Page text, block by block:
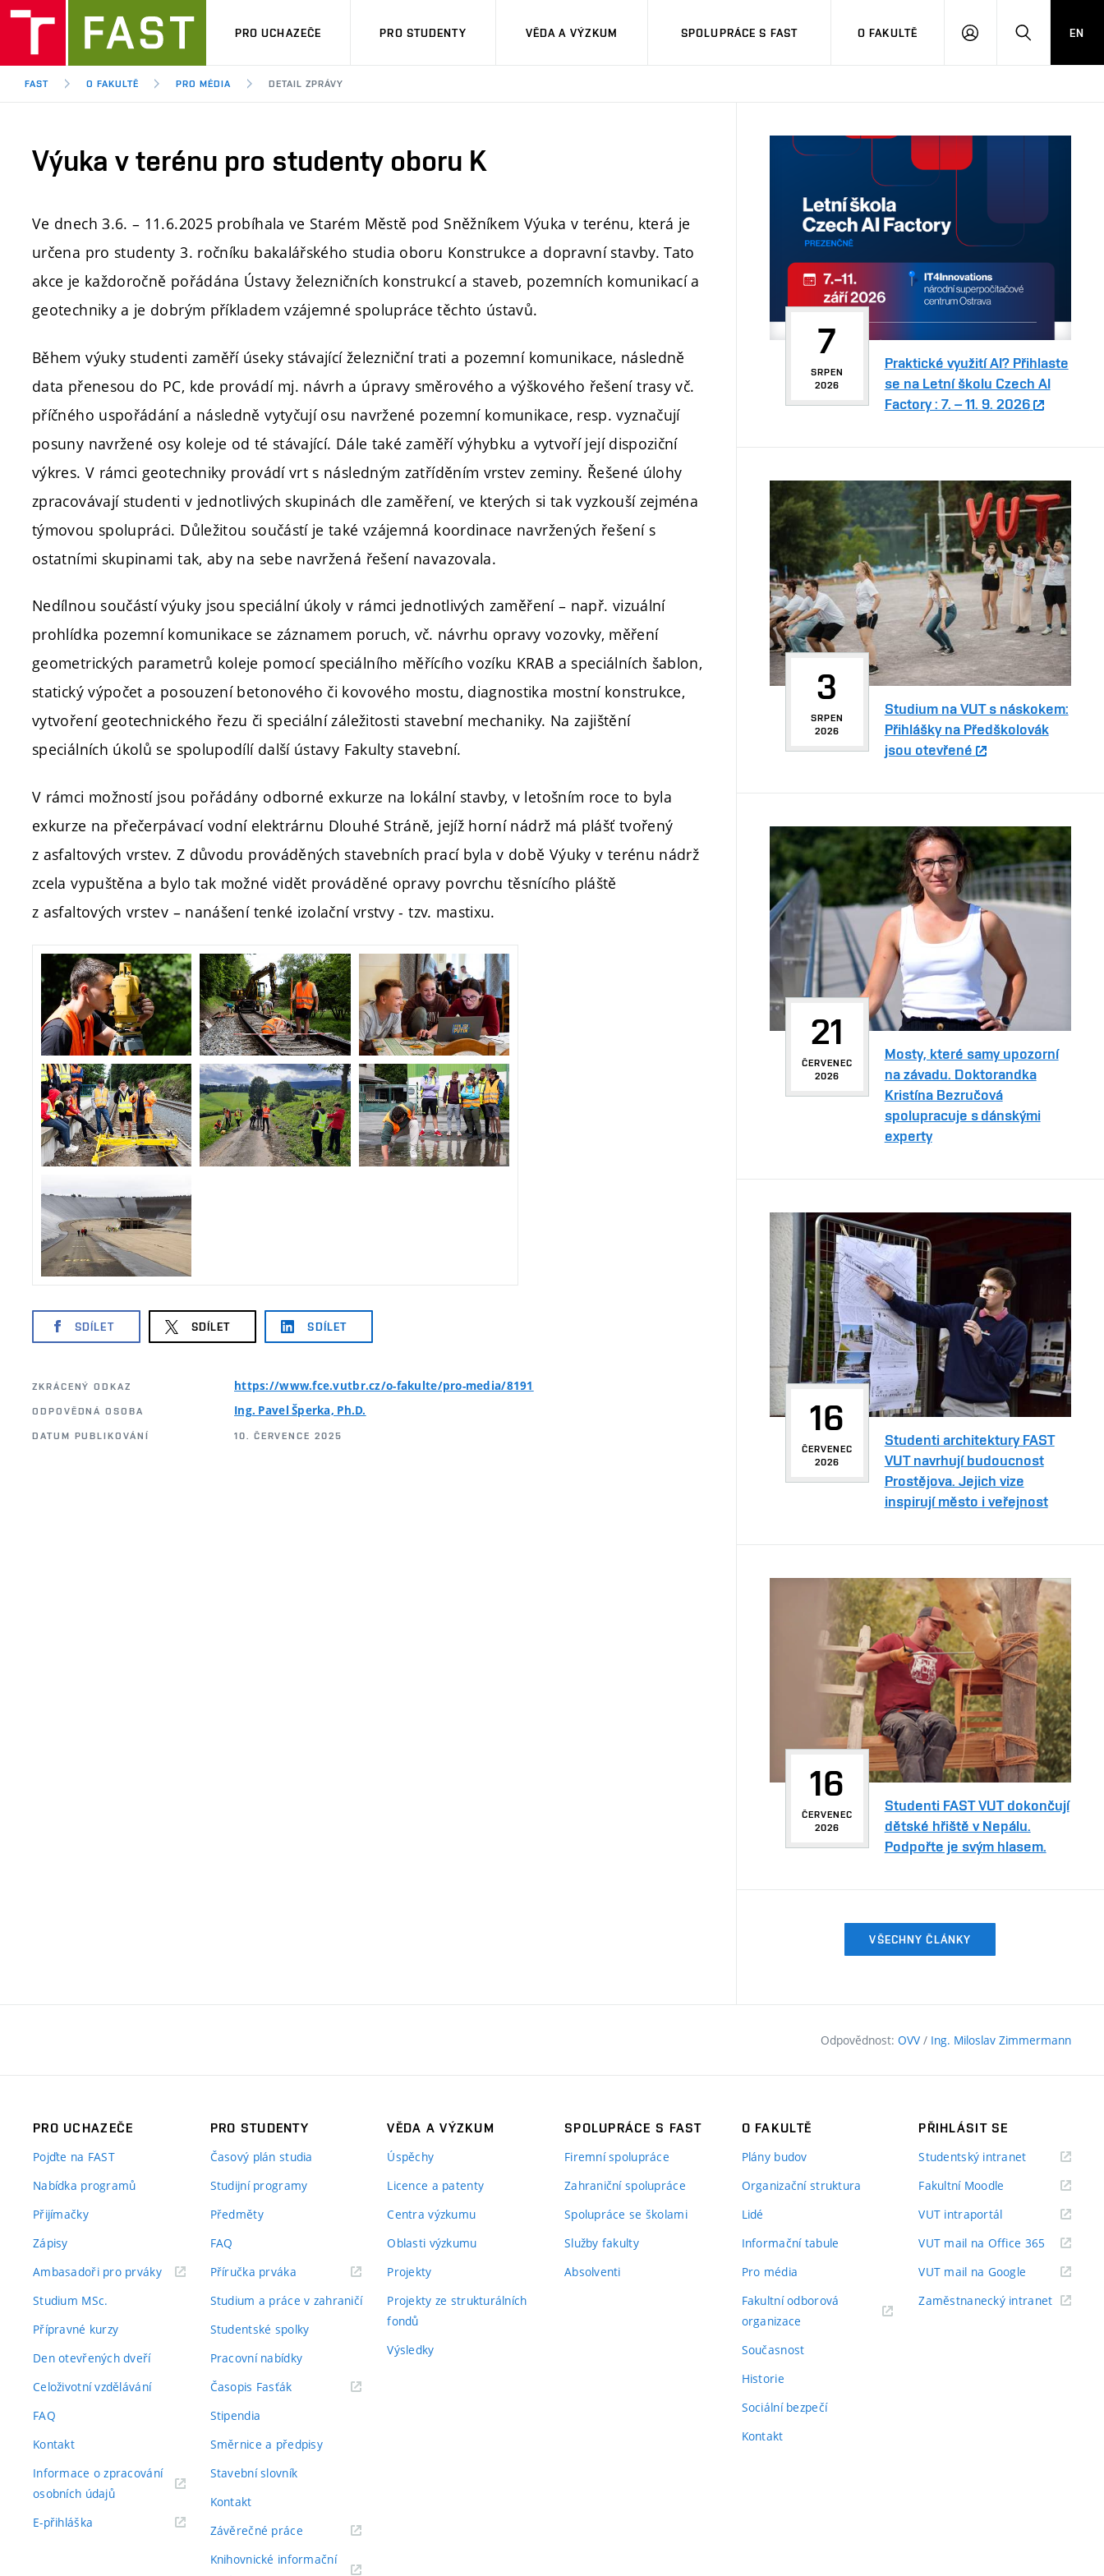
PRO UCHAZEČE PRO STUDENTY VĚDA A VÝZKUM SPOLUPRÁCE S FAST O FAKULTĚ
PŘIHLÁSITHLEDAT
EN
FAST O FAKULTĚ PRO MÉDIA DETAIL ZPRÁVY
Výuka v terénu pro studenty oboru K
Ve dnech 3.6. – 11.6.2025 probíhala ve Starém Městě pod Sněžníkem Výuka v terénu, která je
určena pro studenty 3. ročníku bakalářského studia oboru Konstrukce a dopravní stavby. Tato
akce je každoročně pořádána Ústavy železničních konstrukcí a staveb, pozemních komunikací a
geotechniky a je dobrým příkladem vzájemné spolupráce těchto ústavů.
Během výuky studenti zaměří úseky stávající železniční trati a pozemní komunikace, následně
data přenesou do PC, kde provádí mj. návrh a úpravy směrového a výškového řešení trasy vč.
příčného uspořádání a následně vytyčují osu navržené pozemní komunikace, resp. vyznačují
posuny navržené osy koleje od té stávající. Dále také zaměří výhybku a vytvoří její dispoziční
výkres. V rámci geotechniky provádí vrt s následným zatříděním vrstev zeminy. Řešené úlohy
zpracovávají studenti v jednotlivých skupinách dle zaměření, ve kterých si tak vyzkouší zejména
týmovou spolupráci. Důležitou součástí je také vzájemná koordinace navržených řešení s
ostatními skupinami tak, aby na sebe navržená řešení navazovala.
Nedílnou součástí výuky jsou speciální úkoly v rámci jednotlivých zaměření – např. vizuální
prohlídka pozemní komunikace se záznamem poruch, vč. návrhu opravy vozovky, měření
geometrických parametrů koleje pomocí speciálního měřícího vozíku KRAB a speciálních šablon,
statický výpočet a posouzení betonového či kovového mostu, diagnostika mostní konstrukce,
vytvoření geotechnického řezu či speciální záležitosti stavební mechaniky. Na zajištění
speciálních úkolů se spolupodílí další ústavy Fakulty stavební.
V rámci možností jsou pořádány odborné exkurze na lokální stavby, v letošním roce to byla
exkurze na přečerpávací vodní elektrárnu Dlouhé Stráně, jejíž horní nádrž má plášť tvořený
z asfaltových vrstev. Z důvodu prováděných stavebních prací byla v době Výuky v terénu nádrž
zcela vypuštěna a bylo tak možné vidět prováděné opravy povrchu těsnícího pláště
z asfaltových vrstev – nanášení tenké izolační vrstvy - tzv. mastixu.
SDÍLET SDÍLET SDÍLET
ZKRÁCENÝ ODKAZ https://www.fce.vutbr.cz/o-fakulte/pro-media/8191
ODPOVĚDNÁ OSOBA Ing. Pavel Šperka, Ph.D.
DATUM PUBLIKOVÁNÍ 10. ČERVENCE 2025
7
SRPEN
2026
Praktické využití AI? Přihlaste
se na Letní školu Czech AI
Factory : 7. – 11. 9. 2026
3
SRPEN
2026
Studium na VUT s náskokem:
Přihlášky na Předškolovák
jsou otevřené
21
ČERVENEC
2026
Mosty, které samy upozorní
na závadu. Doktorandka
Kristína Bezručová
spolupracuje s dánskými
experty
16
ČERVENEC
2026
Studenti architektury FAST
VUT navrhují budoucnost
Prostějova. Jejich vize
inspirují město i veřejnost
16
ČERVENEC
2026
Studenti FAST VUT dokončují
dětské hřiště v Nepálu.
Podpořte je svým hlasem.
VŠECHNY ČLÁNKY
Odpovědnost: OVV / Ing. Miloslav Zimmermann
PRO UCHAZEČE
Pojďte na FAST
Nabídka programů
Přijímačky
Zápisy
Ambasadoři pro prváky(externí
Studium MSc.
Přípravné kurzy
Den otevřených dveří
Celoživotní vzdělávání
FAQ
Kontakt
Informace o zpracování
osobních údajů(externí
E-přihláška
PRO STUDENTY
Časový plán studia
Studijní programy
Předměty
FAQ
Příručka prváka(externí
Studium a práce v zahraničí
Studentské spolky
Pracovní nabídky
Časopis Fasťák(externí
Stipendia
Směrnice a předpisy
Stavební slovník
Kontakt
Závěrečné práce(externí
Knihovnické informační
VĚDA A VÝZKUM
Úspěchy
Licence a patenty
Centra výzkumu
Oblasti výzkumu
Projekty
Projekty ze strukturálních
fondů
Výsledky
SPOLUPRÁCE S FAST
Firemní spolupráce
Zahraniční spolupráce
Spolupráce se školami
Služby fakulty
Absolventi
O FAKULTĚ
Plány budov
Organizační struktura
Lidé
Informační tabule
Pro média
Fakultní odborová
organizace
Současnost
Historie
Sociální bezpečí
Kontakt
PŘIHLÁSIT SE
Studentský intranet(externí
Fakultní Moodle
VUT intraportál(externí
VUT mail na Office 365 (externí
odkaz)
VUT mail na Google (externí
Zaměstnanecký intranet(externí